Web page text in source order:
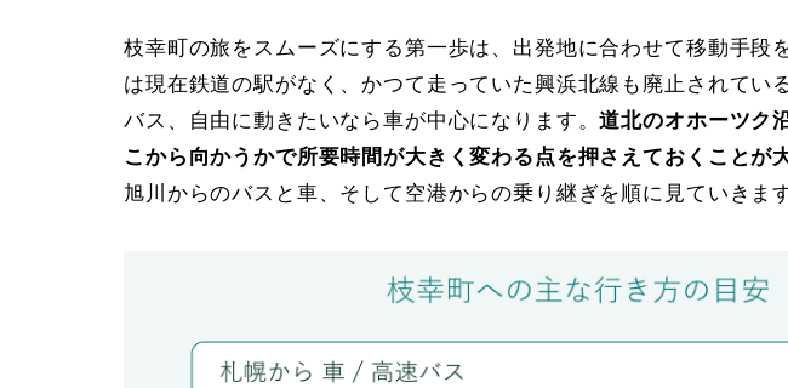
枝幸町の旅をスムーズにする第一歩は、出発地に合わせて移動手段
は現在鉄道の駅がなく、かつて走っていた興浜北線も廃止されてい
バス、自由に動きたいなら車が中心になります。道北のオホーツク
こから向かうかで所要時間が大きく変わる点を押さえておくことが
旭川からのバスと車、そして空港からの乗り継ぎを順に見ていきます